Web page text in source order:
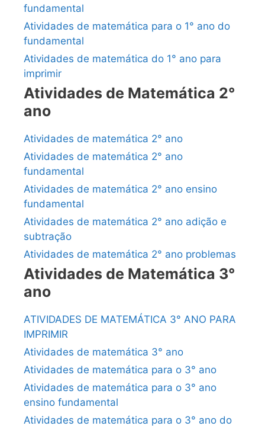
fundamental
Atividades de matemática para o 1° ano do
fundamental
Atividades de matemática do 1° ano para
imprimir
Atividades de Matemática 2°
ano
Atividades de matemática 2° ano
Atividades de matemática 2° ano
fundamental
Atividades de matemática 2° ano ensino
fundamental
Atividades de matemática 2° ano adição e
subtração
Atividades de matemática 2° ano problemas
Atividades de Matemática 3°
ano
ATIVIDADES DE MATEMÁTICA 3° ANO PARA
IMPRIMIR
Atividades de matemática 3° ano
Atividades de matemática para o 3° ano
Atividades de matemática para o 3° ano
ensino fundamental
Atividades de matemática para o 3° ano do